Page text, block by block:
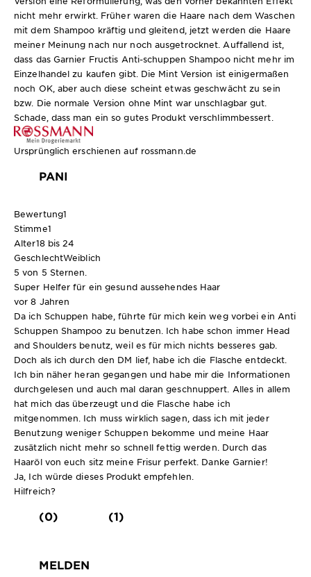
nicht mehr erwirkt. Früher waren die Haare nach dem Waschen
mit dem Shampoo kräftig und gleitend, jetzt werden die Haare
meiner Meinung nach nur noch ausgetrocknet. Auffallend ist,
dass das Garnier Fructis Anti-schuppen Shampoo nicht mehr im
Einzelhandel zu kaufen gibt. Die Mint Version ist einigermaßen
noch OK, aber auch diese scheint etwas geschwächt zu sein
bzw. Die normale Version ohne Mint war unschlagbar gut.
Schade, dass man ein so gutes Produkt verschlimmbessert.
Ursprünglich erschienen auf rossmann.de
PANI
Bewertung1
Stimme1
Alter18 bis 24
GeschlechtWeiblich
5 von 5 Sternen.
Super Helfer für ein gesund aussehendes Haar
vor 8 Jahren
Da ich Schuppen habe, führte für mich kein weg vorbei ein Anti
Schuppen Shampoo zu benutzen. Ich habe schon immer Head
and Shoulders benutz, weil es für mich nichts besseres gab.
Doch als ich durch den DM lief, habe ich die Flasche entdeckt.
Ich bin näher heran gegangen und habe mir die Informationen
durchgelesen und auch mal daran geschnuppert. Alles in allem
hat mich das überzeugt und die Flasche habe ich
mitgenommen. Ich muss wirklich sagen, dass ich mit jeder
Benutzung weniger Schuppen bekomme und meine Haar
zusätzlich nicht mehr so schnell fettig werden. Durch das
Haaröl von euch sitz meine Frisur perfekt. Danke Garnier!
Ja, Ich würde dieses Produkt empfehlen.
Hilfreich?
(0) (1)
MELDEN